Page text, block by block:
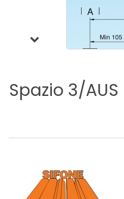
Spazio 3/AUS